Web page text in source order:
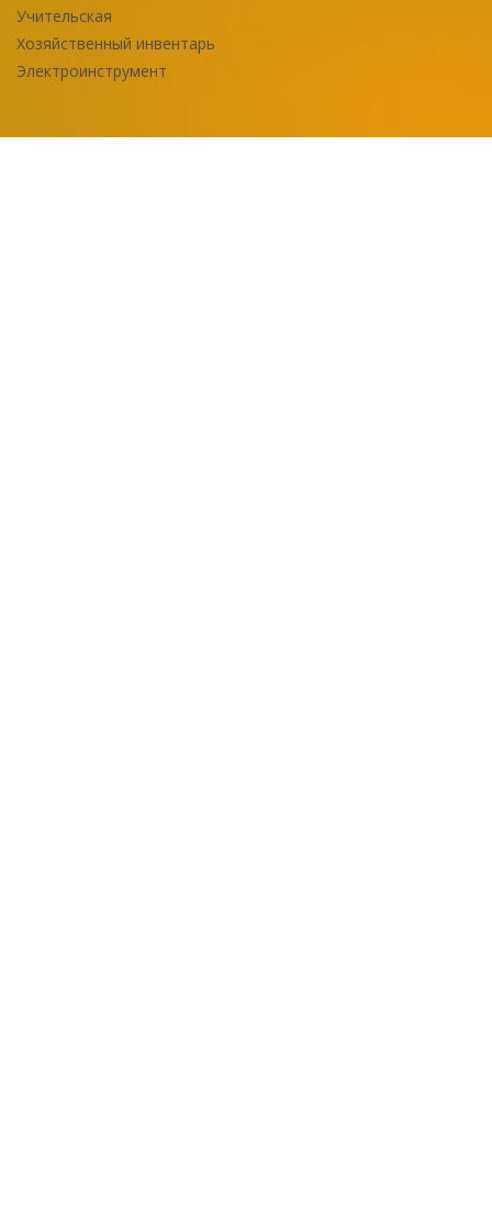
Учительская
Хозяйственный инвентарь
Электроинструмент